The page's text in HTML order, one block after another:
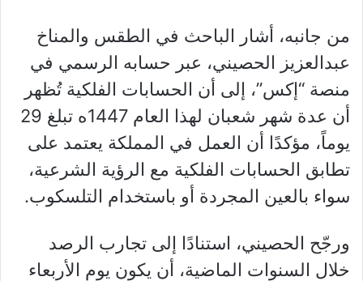
من جانبه، أشار الباحث في الطقس والمناخ
عبدالعزيز الحصيني، عبر حسابه الرسمي في
منصة “إكس”، إلى أن الحسابات الفلكية تُظهر
أن عدة شهر شعبان لهذا العام 1447ه تبلغ 29
يوماً، مؤكدًا أن العمل في المملكة يعتمد على
تطابق الحسابات الفلكية مع الرؤية الشرعية،
سواء بالعين المجردة أو باستخدام التلسكوب.
ورجّح الحصيني، استنادًا إلى تجارب الرصد
خلال السنوات الماضية، أن يكون يوم الأربعاء